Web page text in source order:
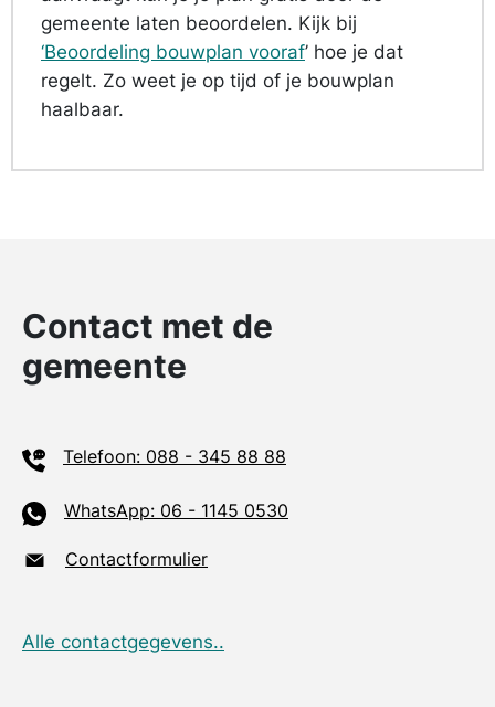
gemeente laten beoordelen. Kijk bij
‘Beoordeling bouwplan vooraf’ hoe je dat
regelt. Zo weet je op tijd of je bouwplan
haalbaar.
Contact met de
gemeente
Telefoon: 088 - 345 88 88
WhatsApp: 06 - 1145 0530
Contactformulier
Alle contactgegevens..